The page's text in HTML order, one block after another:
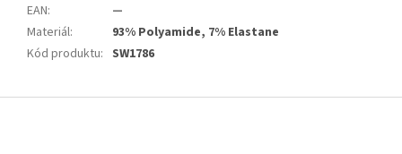
EAN:
—
Materiál:
93% Polyamide, 7% Elastane
Kód produktu: SW1786